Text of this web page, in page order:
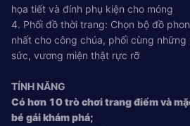
họa tiết và đính phụ kiện cho móng
4. Phối đồ thời trang: Chọn bộ đồ
nhất cho công chúa, phối cùng
sức, vương miện thật rực rỡ
TÍNH NĂNG
Có hơn 10 trò chơi trang điểm và
bé gái khám phá;